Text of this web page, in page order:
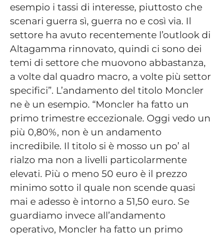
esempio i tassi di interesse, piuttosto che
scenari guerra sì, guerra no e così via. Il
settore ha avuto recentemente l’outlook di
Altagamma rinnovato, quindi ci sono dei
temi di settore che muovono abbastanza,
a volte dal quadro macro, a volte più settor
specifici”. L’andamento del titolo Moncler
ne è un esempio. “Moncler ha fatto un
primo trimestre eccezionale. Oggi vedo un
più 0,80%, non è un andamento
incredibile. Il titolo si è mosso un po’ al
rialzo ma non a livelli particolarmente
elevati. Più o meno 50 euro è il prezzo
minimo sotto il quale non scende quasi
mai e adesso è intorno a 51,50 euro. Se
guardiamo invece all’andamento
operativo, Moncler ha fatto un primo